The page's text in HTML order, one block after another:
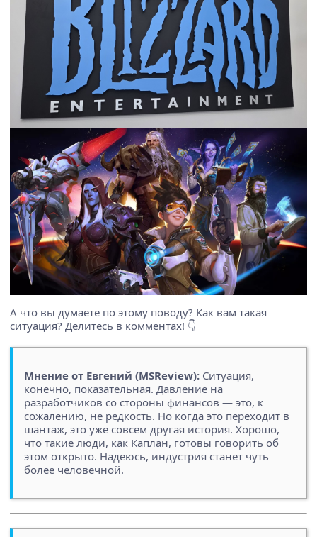
А что вы думаете по этому поводу? Как вам такая
ситуация? Делитесь в комментах! 👇
Мнение от Евгений (MSReview): Ситуация,
конечно, показательная. Давление на
разработчиков со стороны финансов — это, к
сожалению, не редкость. Но когда это переходит в
шантаж, это уже совсем другая история. Хорошо,
что такие люди, как Каплан, готовы говорить об
этом открыто. Надеюсь, индустрия станет чуть
более человечной.